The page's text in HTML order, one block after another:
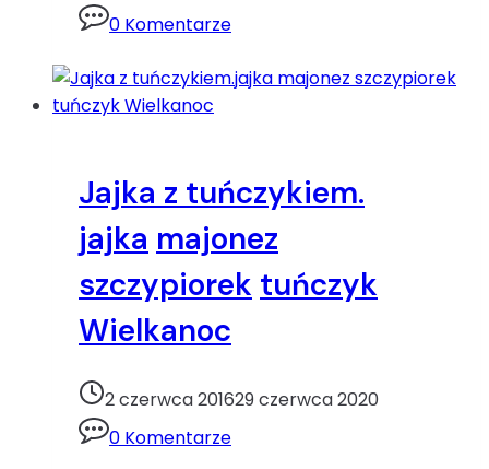
mąka
mascarpone
pomarańcza
mrożonych
owoców
0 Komentarze
Jajka z tuńczykiem.
jajka majonez
szczypiorek tuńczyk
Wielkanoc
2 czerwca 201629 czerwca 2020
0 Komentarze